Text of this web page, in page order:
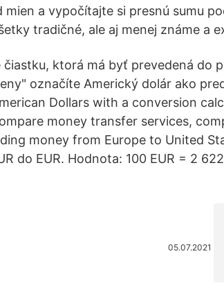
mien a vypočítajte si presnú sumu
tradičné, ale aj menej známe a
čiastku, ktorá má byť prevedená do
označíte Americký dolár ako
Dollars with a conversion
money transfer services,
money from Europe to United
do EUR. Hodnota: 100 EUR = 2
05.07.2021